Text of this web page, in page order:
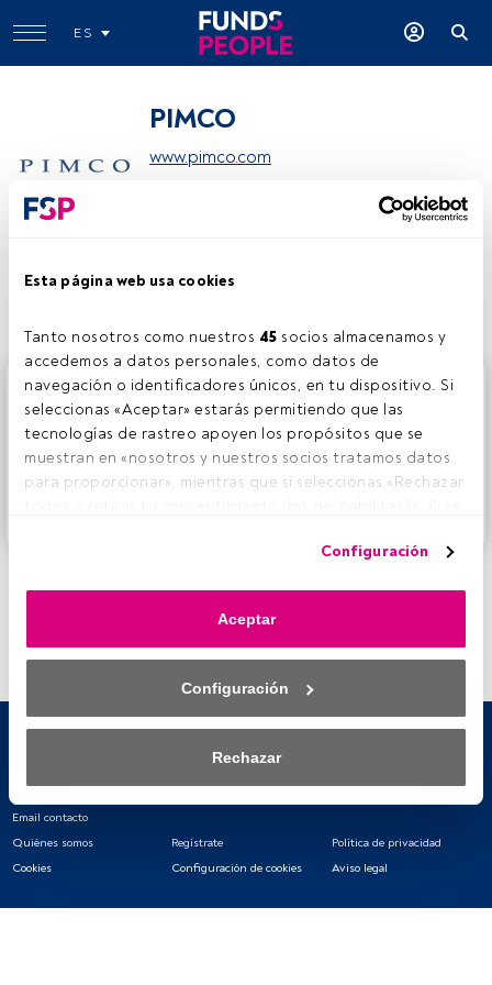
Esta página web usa cookies
Tanto nosotros como nuestros 45 socios almacenamos y
accedemos a datos personales, como datos de
navegación o identificadores únicos, en tu dispositivo. Si
seleccionas «Aceptar» estarás permitiendo que las
tecnologías de rastreo apoyen los propósitos que se
muestran en «nosotros y nuestros socios tratamos datos
para proporcionar», mientras que si seleccionas «Rechazar
anuncios que ves podrían dejar de ser relevantes para ti.
momento haciendo clic en el enlace «Preferencias de
privacidad» que aparece en la parte inferior de la página
la izquierda de la página web). Tus opciones tendrán
saber más, consulta nuestra política de privacidad.
datos para proporcionar:
activamente las características del dispositivo para su
identificación. Almacenar la información en un dispositivo
Configuración
Aceptar
Configuración
Rechazar
ES
PIMCO
www.pimco.com
Este es un artículo exclusivo para los usuarios registrados
de FundsPeople. Si ya estás registrado, accede desde el
botón Login. Si aún no tienes cuenta, te invitamos a
registrarte y disfrutar de todo el universo que ofrece
FundsPeople.
Email contacto
Quiénes somos
Regístrate
Política de privacidad
Cookies
Configuración de cookies Aviso legal